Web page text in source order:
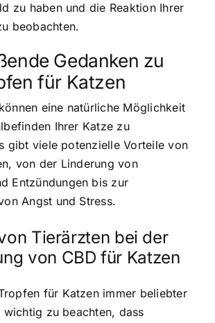
zu haben und die Reaktion Ihrer
beobachten.
Gedanken zu
für Katzen
eine natürliche Möglichkeit
Ihrer Katze zu
gibt viele potenzielle Vorteile von
von der Linderung von
Entzündungen bis zur
Angst und Stress.
Tierärzten bei der
von CBD für Katzen
für Katzen immer beliebter
zu beachten, dass